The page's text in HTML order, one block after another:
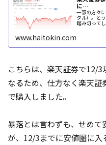
に…
一部の方々
タル）。と
踏み切って
内の取扱い
www.haitokin.com
こちらは、楽天証券で12/3
なるため、仕方なく楽天
で購入しました。
暴落とは言わずも、せめ
が、12/3までに安値圏に入